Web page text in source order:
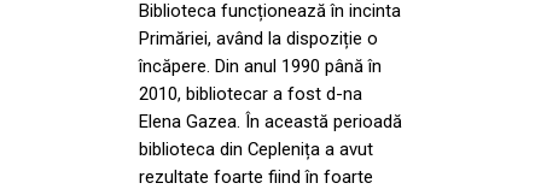
Biblioteca funcționează în incinta
Primăriei, având la dispoziție o
încăpere. Din anul 1990 până în
2010, bibliotecar a fost d-na
Elena Gazea. În această perioadă
biblioteca din Ceplenița a avut
rezultate foarte fiind în foarte